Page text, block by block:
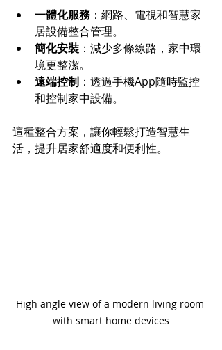
一體化服務 ：網路、電視和智慧家
居設備整合管理。
簡化安裝 ：減少多條線路，家中環
境更整潔。
遠端控制 ：透過手機App隨時監控
和控制家中設備。
這種整合方案，讓你輕鬆打造智慧生
活，提升居家舒適度和便利性。
High angle view of a modern living room
with smart home devices